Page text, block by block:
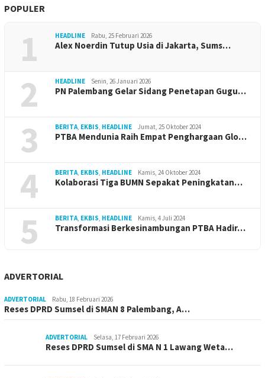
POPULER
1 HEADLINE Rabu, 25 Februari 2026
Alex Noerdin Tutup Usia di Jakarta, Sums…
2 HEADLINE Senin, 26 Januari 2026
PN Palembang Gelar Sidang Penetapan Gugu…
3 BERITA, EKBIS, HEADLINE Jumat, 25 Oktober 2024
PTBA Mendunia Raih Empat Penghargaan Glo…
4 BERITA, EKBIS, HEADLINE Kamis, 24 Oktober 2024
Kolaborasi Tiga BUMN Sepakat Peningkatan…
5 BERITA, EKBIS, HEADLINE Kamis, 4 Juli 2024
Transformasi Berkesinambungan PTBA Hadir…
ADVERTORIAL
ADVERTORIAL Rabu, 18 Februari 2026
Reses DPRD Sumsel di SMAN 8 Palembang, A…
ADVERTORIAL Selasa, 17 Februari 2026
Reses DPRD Sumsel di SMA N 1 Lawang Weta…